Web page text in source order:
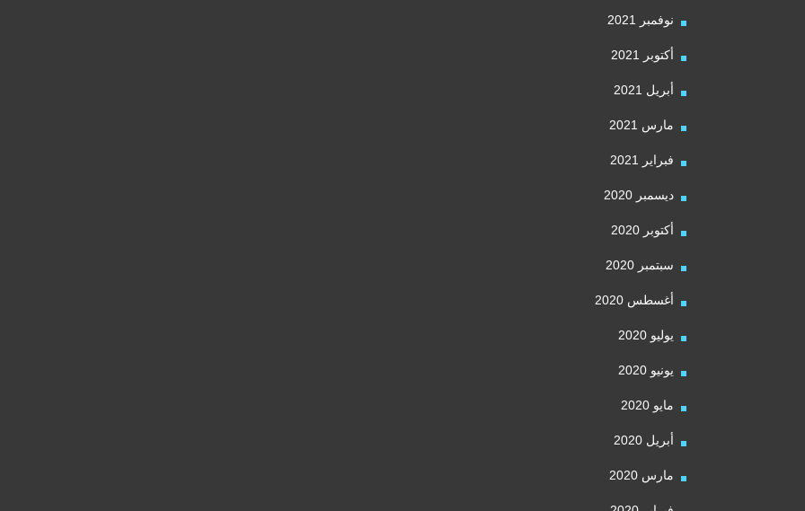
نوفمبر 2021
أكتوبر 2021
أبريل 2021
مارس 2021
فبراير 2021
ديسمبر 2020
أكتوبر 2020
سبتمبر 2020
أغسطس 2020
يوليو 2020
يونيو 2020
مايو 2020
أبريل 2020
مارس 2020